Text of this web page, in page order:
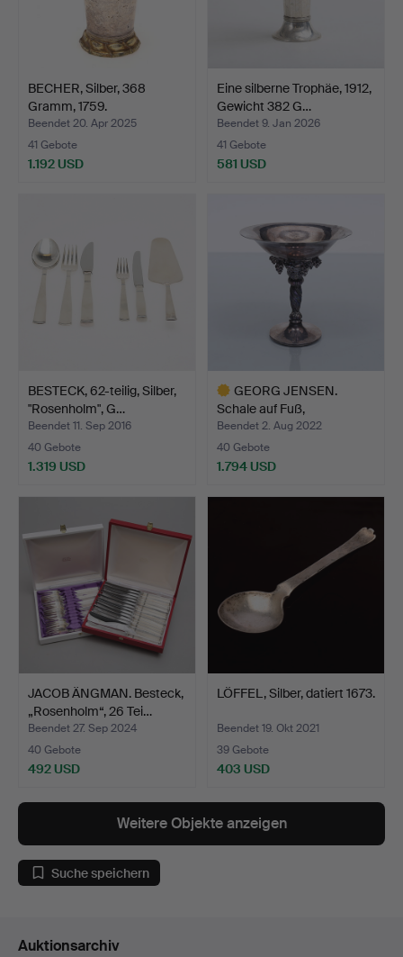
BECHER, Silber, 368
Gramm, 1759.
Beendet 20. Apr 2025
41 Gebote
1.192 USD
Eine silberne Trophäe, 1912,
Gewicht 382 G…
Beendet 9. Jan 2026
41 Gebote
581 USD
BESTECK, 62-teilig, Silber,
"Rosenholm", G…
Beendet 11. Sep 2016
40 Gebote
1.319 USD
GEORG JENSEN.
Schale auf Fuß,
Sterlingsilb…
Beendet 2. Aug 2022
40 Gebote
1.794 USD
JACOB ÄNGMAN. Besteck,
„Rosenholm“, 26 Tei…
Beendet 27. Sep 2024
40 Gebote
492 USD
LÖFFEL, Silber, datiert 1673.
Beendet 19. Okt 2021
39 Gebote
403 USD
Weitere Objekte anzeigen
Suche speichern
Auktionsarchiv